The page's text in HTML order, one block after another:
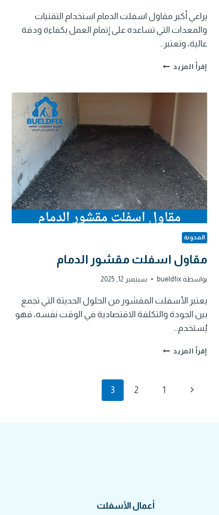
يراعي أكبر مقاول اسفلت الدمام استخدام التقنيات
والمعدات التي تساعده على إتمام العمل بكفاءة ودقة
عالية، وتعتبر…
إقرأ المزيد مقاول
المدونة
مقاول اسفلت مقشور الدمام
بواسطةbueldfix سبتمبر 12, 2025
يعتبر الأسفلت المقشور من الحلول الحديثة التي تجمع
بين الجودة والتكلفة الاقتصادية في الوقت نفسه، فهو
يُستخدم…
إقرأ المزيد مقاول
تنقل
الصفحة
1
2
3
أعمال الأسفلت